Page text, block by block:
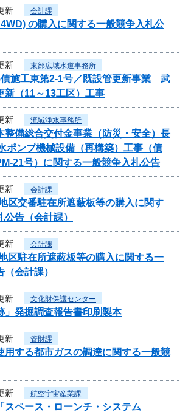
新 会計課
の購入に関する一般競争入札公
新 東部広域水道事務所
債施工東第2-1号／既設管更新事業 武
新（11～13工区）工事
新 流域浄水事務所
備総合交付金事業（防災・安全）長
ポンプ機械設備（再構築）工事（債
21号）に関する一般競争入札公告
新 会計課
区交番駐在所遮蔽板等の購入に関す
告（会計課）
新 会計課
区駐在所遮蔽板等の購入に関する一
会計課）
新 文化財保護センター
」発掘調査報告書印刷製本
新 管財課
用する都市ガスの調達に関する一般競
新 航空宇宙産業課
スペース・ローンチ・システム